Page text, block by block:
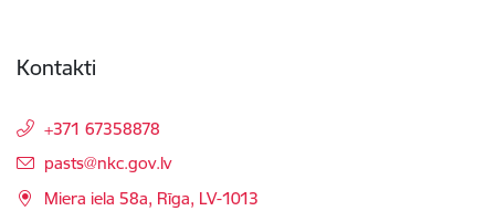
Kontakti
+371 67358878
E-pasts:
pasts@nkc.gov.lv
Miera iela 58a, Rīga, LV-1013